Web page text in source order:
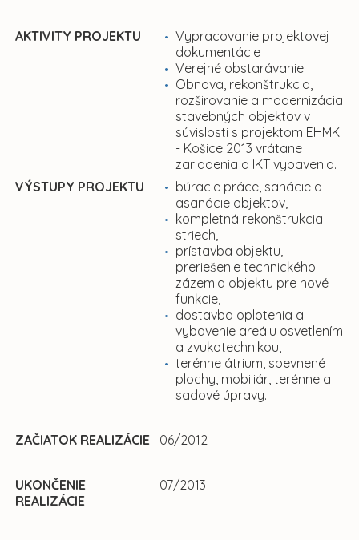
AKTIVITY PROJEKTU
Vypracovanie projektovej
dokumentácie
Verejné obstarávanie
Obnova, rekonštrukcia,
rozširovanie a modernizácia
stavebných objektov v
súvislosti s projektom EHMK
- Košice 2013 vrátane
zariadenia a IKT vybavenia.
VÝSTUPY PROJEKTU
búracie práce, sanácie a
asanácie objektov,
kompletná rekonštrukcia
striech,
prístavba objektu,
preriešenie technického
zázemia objektu pre nové
funkcie,
dostavba oplotenia a
vybavenie areálu osvetlením
a zvukotechnikou,
terénne átrium, spevnené
plochy, mobiliár, terénne a
sadové úpravy.
ZAČIATOK REALIZÁCIE 06/2012
UKONČENIE
REALIZÁCIE
07/2013